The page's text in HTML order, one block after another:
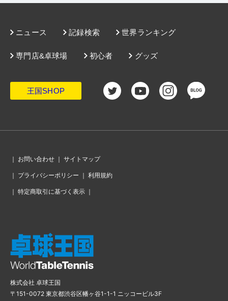
・WTTで大活躍の佐藤瞳、さらなる進化への手応え。「自分が目
・ 十六銀行の加藤亜実、最後の全日本。「負けて悔しいけど力は
出し切った」
を下して初戦突破
・ジュニアはベスト8が決定。男子は野田学園から3名が8強進出
・ジュニア女子3回戦、4連覇を狙う張本美和は快勝
ありがたい「食」のサポート。全農ブースで和牛肉巻きおにぎ
り販売中！
・粒高？いや、表でした！東福岡高の変則プレーヤー・松尾孝太
・兄妹で異質プレーヤー！黄塚結空＆咲宙の用具のこだわり
港橘高・松井朱音、文武両道で挑んだ全日本
貴・豊貴の全日本
・福島東稜高の佐藤侑大が中シードの名電高・原井敢田を接戦で
・2連覇へ視界良好か。松島輝空、明日に迫った自身の全日本開幕
へ向け、抱負を語る
・早田ひなの会見「女子のレベルがどんどん上がっているので、
結果を気にせず1戦ずつ戦っていきたい」
・親子二代の日ペン讃歌。新潟・上越高の堀凱生斗が奮闘
・小学6年生の村守結仁は初戦敗退。ベンチに入った父は元日本代
表選手
・地元沖縄から親娘で挑戦する全日本。花木愛理と父・友明さん
ニュース 記録検索 世界ランキング
グッズ
専門店&卓球場 初心者
王国SHOP
｜ お問い合わせ ｜ サイトマップ
｜ プライバシーポリシー ｜ 利用規約
｜ 特定商取引に基づく表示 ｜
株式会社 卓球王国
〒151-0072 東京都渋谷区幡ヶ谷1-1-1 ニッコービル3F